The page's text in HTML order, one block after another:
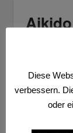
Player
found
content/
Diese
verbessern.
oder